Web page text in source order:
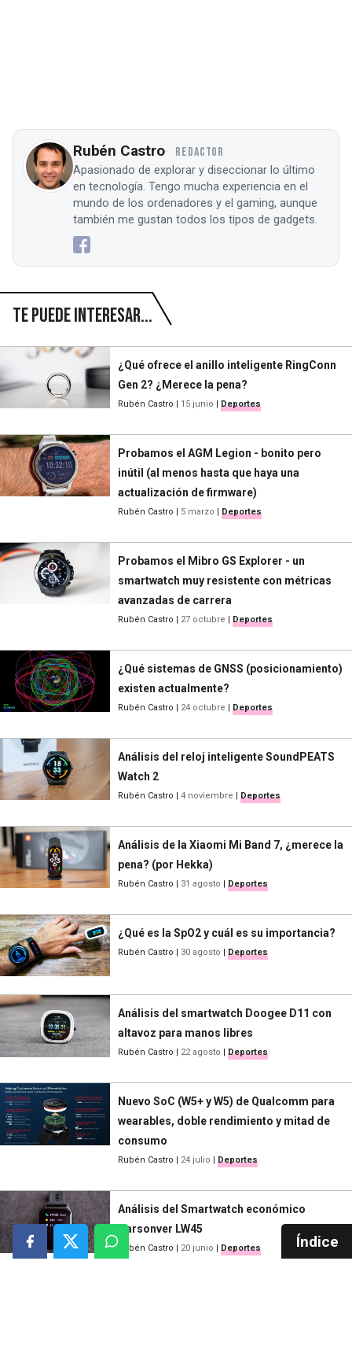
Rubén Castro REDACTOR
Apasionado de explorar y diseccionar lo último
en tecnología. Tengo mucha experiencia en el
mundo de los ordenadores y el gaming, aunque
también me gustan todos los tipos de gadgets.
Te puede interesar...
¿Qué ofrece el anillo inteligente RingConn
Gen 2? ¿Merece la pena?
Rubén Castro | 15 junio | Deportes
Probamos el AGM Legion - bonito pero
inútil (al menos hasta que haya una
actualización de firmware)
Rubén Castro | 5 marzo | Deportes
Probamos el Mibro GS Explorer - un
smartwatch muy resistente con métricas
avanzadas de carrera
Rubén Castro | 27 octubre | Deportes
¿Qué sistemas de GNSS (posicionamiento)
existen actualmente?
Rubén Castro | 24 octubre | Deportes
Análisis del reloj inteligente SoundPEATS
Watch 2
Rubén Castro | 4 noviembre | Deportes
Análisis de la Xiaomi Mi Band 7, ¿merece la
pena? (por Hekka)
Rubén Castro | 31 agosto | Deportes
¿Qué es la SpO2 y cuál es su importancia?
Rubén Castro | 30 agosto | Deportes
Análisis del smartwatch Doogee D11 con
altavoz para manos libres
Rubén Castro 22 agosto Deportes
Nuevo SoC (W5+ y W5) de Qualcomm para
wearables, doble rendimiento y mitad de
consumo
Rubén Castro 24 julio Deportes
Análisis del Smartwatch económico
Parsonver LW45
Rubén Castro 20 junio Deportes Índice